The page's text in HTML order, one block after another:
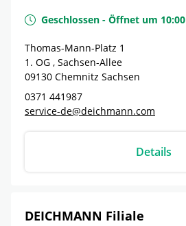
Geschlossen - Öffnet um 10:00
Thomas-Mann-Platz 1
1. OG , Sachsen-Allee
09130 Chemnitz Sachsen
0371 441987
service-de@deichmann.com
Details
DEICHMANN Filiale